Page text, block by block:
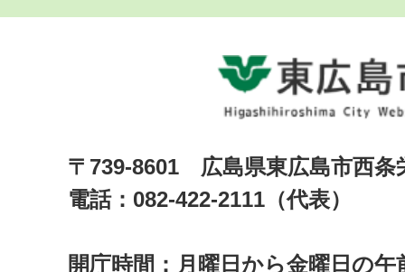
〒739-8601 広島県東広島市西
電話：082-422-2111（代表）
開庁時間：月曜日から金曜日の午